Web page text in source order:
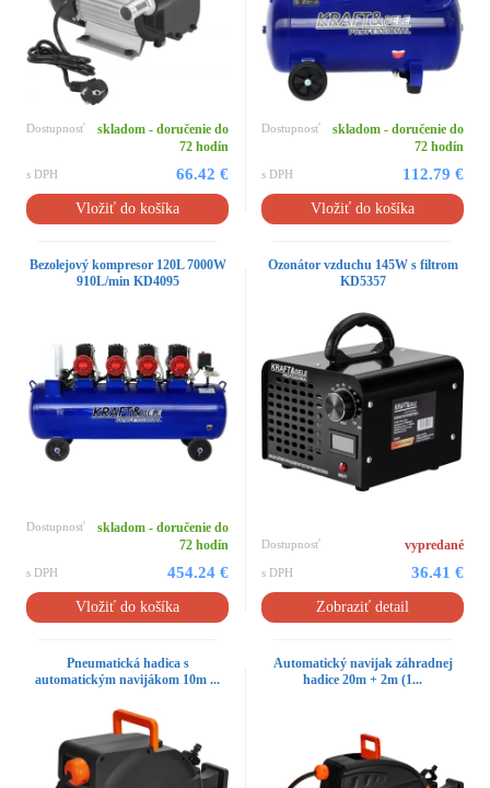
Dostupnosť
skladom - doručenie do
72 hodín
s DPH 66.42 €
Vložiť do košíka
Dostupnosť
skladom - doručenie do
72 hodín
s DPH 112.79 €
Vložiť do košíka
Bezolejový kompresor 120L 7000W
910L/min KD4095
Dostupnosť
skladom - doručenie do
72 hodín
s DPH 454.24 €
Vložiť do košíka
Ozonátor vzduchu 145W s filtrom
KD5357
Dostupnosť vypredané
s DPH 36.41 €
Zobraziť detail
Pneumatická hadica s
automatickým navijákom 10m ...
Automatický navijak záhradnej
hadice 20m + 2m (1...